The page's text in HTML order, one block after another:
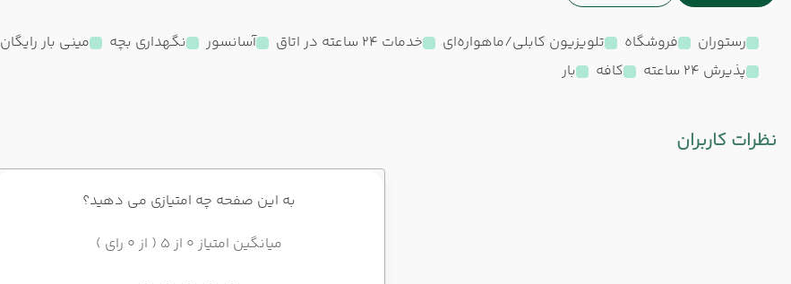
رستوران فروشگاه تلویزیون کابلی/ماهواره‌ای خدمات 24 ساعته در اتاق آسانسور نگهداری بچه مینی بار رایگان
پذیرش 24 ساعته
کافه بار
نظرات کاربران
به این صفحه چه امتیازی می دهید؟
میانگین امتیاز 0 از 5 ( از 0 رای )